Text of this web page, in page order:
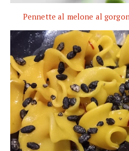
Pennette al melone al